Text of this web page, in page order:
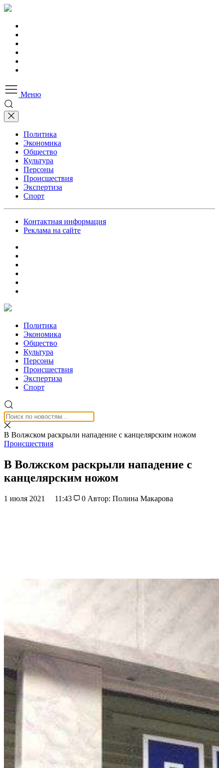
Меню
Политика
Экономика
Общество
Культура
Персоны
Происшествия
Экспертиза
Спорт
Контактная информация
Реклама на сайте
Политика
Экономика
Общество
Культура
Персоны
Происшествия
Экспертиза
Спорт
В Волжском раскрыли нападение с канцелярским ножом
Происшествия
В Волжском раскрыли нападение с
канцелярским ножом
1 июля 2021 11:43 0 Автор: Полина Макарова